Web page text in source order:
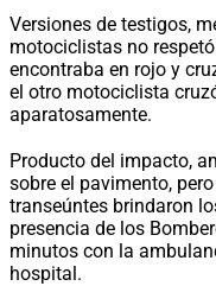
Versiones de testigos,
motociclistas no
encontraba en rojo y
el otro motociclista
aparatosamente.
Producto del impacto,
sobre el pavimento,
transeúntes brindaron
presencia de los
minutos con la
hospital.